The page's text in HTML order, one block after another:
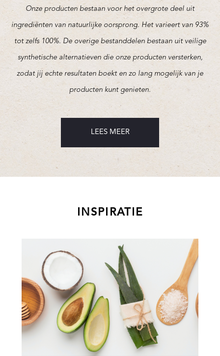
Onze producten bestaan voor het overgrote deel uit
ingrediënten van natuurlijke oorsprong. Het varieert van 93%
tot zelfs 100%. De overige bestanddelen bestaan uit veilige
synthetische alternatieven die onze producten versterken,
zodat jij echte resultaten boekt en zo lang mogelijk van je
producten kunt genieten.
LEES MEER
INSPIRATIE